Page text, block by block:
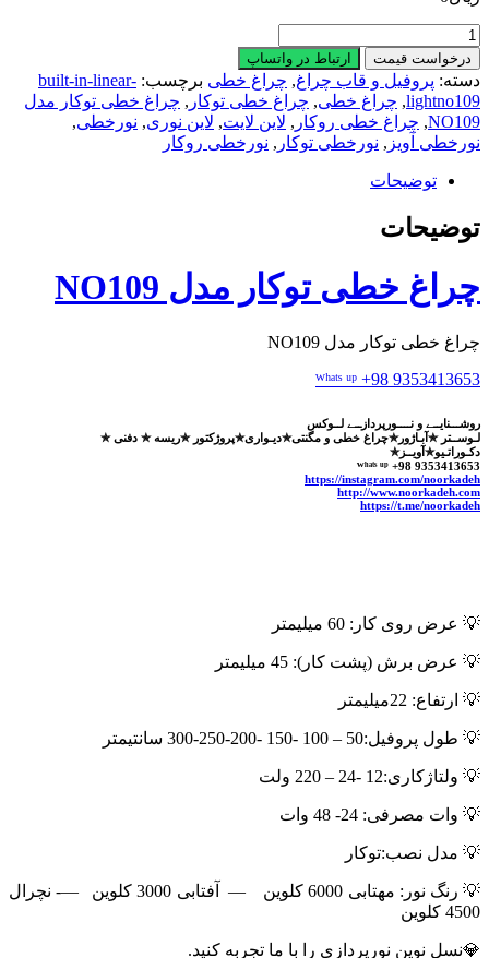
چراغ
خطی
توکار
مدل
NO109
عدد
درخواست قیمت ارتباط در واتساپ
دسته: پروفیل و قاب چراغ, چراغ خطی برچسب: built-in-linear-
lightno109
, چراغ خطی, چراغ خطی توکار , چراغ خطی توکار مدل
NO109
, چراغ خطی روکار , لاین لایت, لاین نوری, نورخطی,
نورخطی آویز , نورخطی توکار , نورخطی روکار
توضیحات
توضیحات
چراغ خطی توکار مدل NO109
چراغ خطی توکار مدل NO109
ᵂʰᵃᵗˢ ᵘᵖ +98 9353413653
روشـــنایــے و نــــورپردازــے لــوکس
لـوســتر ✯آبـاژور✯چراغ خطی و مگنتی✯دیـواری✯پروژکتور ✯ریسه ✯ دفنی ✯
دکـوراتـیو✯آویــز✯
ᵂʰᵃᵗˢ ᵘᵖ +98 9353413653
https://instagram.com/noorkadeh
http://www.noorkadeh.com
https://t.me/noorkadeh
💡 عرض روی کار: 60 میلیمتر
💡 عرض برش (پشت کار): 45 میلیمتر
💡 ارتفاع: 22میلیمتر
💡 طول پروفیل:50 – 100 -150 -200-250-300 سانتیمتر
💡 ولتاژکاری:12 -24 – 220 ولت
💡 وات مصرفی: 24- 48 وات
💡 مدل نصب:توکار
💡 رنگ نور: مهتابی 6000 کلوین — آفتابی 3000 کلوین —- نچرال
4500 کلوین
💎️نسل نوین نورپردازی را با ما تجربه کنید.